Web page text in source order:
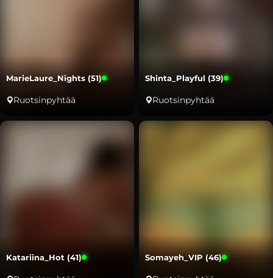
MarieLaure_Nights (51)
Ruotsinpyhtää
Shinta_Playful (39)
Ruotsinpyhtää
Katariina_Hot (41) Somayeh_VIP (46)